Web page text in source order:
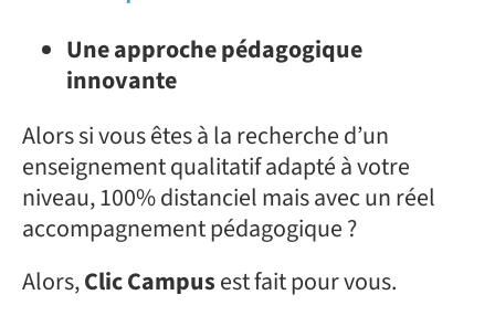
Uneapproche pédagogique
innovante
Alors si vous êtes à la recherche d’un
enseignement qualitatif adapté à votre
niveau, 100% distanciel mais avec un réel
accompagnement pédagogique ?
Alors,Clic Campusest fait pour vous.